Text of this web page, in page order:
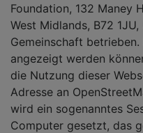
Foundation, 132 Maney
West Midlands, B72
Gemeinschaft
angezeigt werden
die Nutzung dieser
Adresse an
wird ein sogenanntes
Computer gesetzt, das